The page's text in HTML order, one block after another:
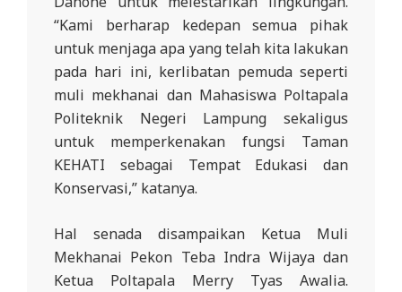
“Kami berharap kedepan semua pihak
untuk menjaga apa yang telah kita lakukan
pada hari ini, kerlibatan pemuda seperti
muli mekhanai dan Mahasiswa Poltapala
Politeknik Negeri Lampung sekaligus
untuk memperkenakan fungsi Taman
KEHATI sebagai Tempat Edukasi dan
Konservasi,” katanya.
Hal senada disampaikan Ketua Muli
Mekhanai Pekon Teba Indra Wijaya dan
Ketua Poltapala Merry Tyas Awalia.